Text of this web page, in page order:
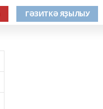
ГӘЗИТКӘ ЯҘЫЛЫУ